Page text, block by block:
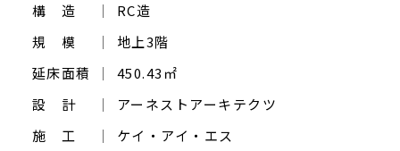
構 造
RC造
規 模
地上3階
延床面積
450.43㎡
設 計
アーネストアーキテクツ
施 工
ケイ・アイ・エス